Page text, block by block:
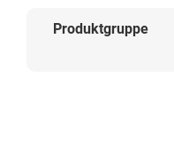
Produktgruppe